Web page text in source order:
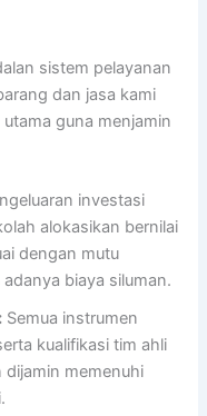
sistem pelayanan
dan jasa kami
guna menjamin
investasi
alokasikan bernilai
dengan mutu
biaya siluman.
Semua instrumen
kualifikasi tim ahli
memenuhi